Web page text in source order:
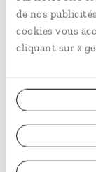
de nos
cookies vous
cliquant sur «
toujours le
Szypura
VIE LOCALE